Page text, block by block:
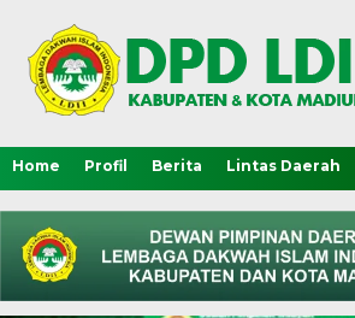
Home Profil Berita Lintas Daerah